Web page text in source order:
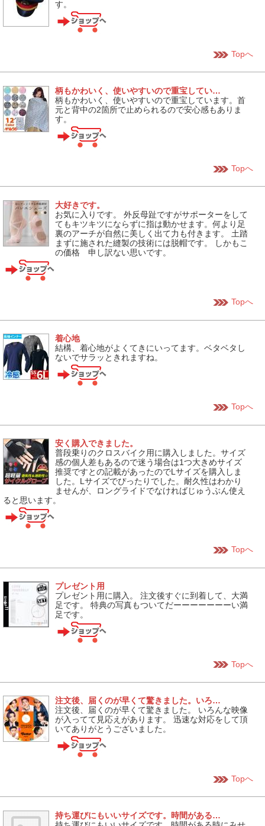
す。
Topへ
柄もかわいく、使いやすいので重宝してい…
柄もかわいく、使いやすいので重宝しています。首
元と背中の2箇所で止められるので安心感もありま
す。
Topへ
大好きです。
お気に入りです。 外反母趾ですがサポーターをして
てもキツキツにならずに指は動かせます。何より足
裏のアーチが自然に美しく出て力も付きます。 土踏
まずに施された縫製の技術には脱帽です。 しかもこ
の価格 申し訳ない思いです。
Topへ
着心地
結構、着心地がよくてきにいってます。ベタベタし
ないでサラッときれますね。
Topへ
安く購入できました。
普段乗りのクロスバイク用に購入しました。サイズ
感の個人差もあるので迷う場合は1つ大きめサイズ
推奨ですとの記載があったのでLサイズを購入しま
した。Lサイズでぴったりでした。耐久性はわかり
ませんが、ロングライドでなければじゅうぶん使え
ると思います。
Topへ
プレゼント用
プレゼント用に購入。 注文後すぐに到着して、大満
足です。 特典の写真もついてだーーーーーーーい満
足です。
Topへ
注文後、届くのが早くて驚きました。いろ…
注文後、届くのが早くて驚きました。 いろんな映像
が入ってて見応えがあります。 迅速な対応をして頂
いてありがとうございました。
Topへ
持ち運びにもいいサイズです。時間がある…